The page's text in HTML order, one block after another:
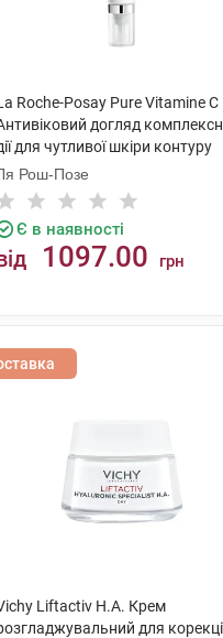
Roche-Posay Pure Vitamine C
догляд
для чутливої шкіри контуру
15 мл 1 туба
Рош-Позе
Є в наявності
1097.00 грн
Liftactiv H.A. Крем
для